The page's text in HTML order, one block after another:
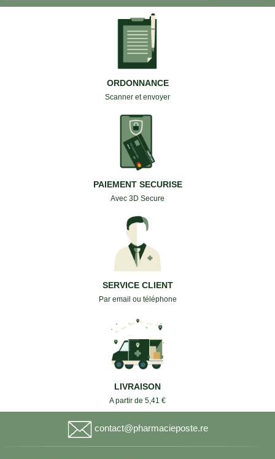
ORDONNANCE
Scanner et envoyer
PAIEMENT SECURISE
Avec 3D Secure
SERVICE CLIENT
Par email ou téléphone
LIVRAISON
A partir de 5,41 €
contact@pharmacieposte.re